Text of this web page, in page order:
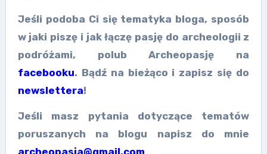
Jeśli podoba Ci się tematyka bloga, sposób
w jaki piszę i jak łączę pasję do archeologii z
podróżami, polub Archeopasję na
facebooku. Bądź na bieżąco i zapisz się do
newslettera!
Jeśli masz pytania dotyczące tematów
poruszanych na blogu napisz do mnie
archeopasja@gmail.com